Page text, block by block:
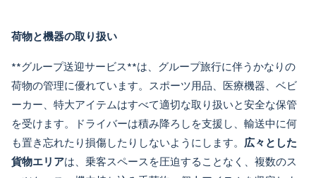
荷物と機器の取り扱い
**グループ送迎サービス**は、グループ旅行に伴うかなりの
荷物の管理に優れています。スポーツ用品、医療機器、ベビ
ーカー、特大アイテムはすべて適切な取り扱いと安全な保管
を受けます。ドライバーは積み降ろしを支援し、輸送中に何
も置き忘れたり損傷したりしないようにします。 広々とした
貨物エリアは、乗客スペースを圧迫することなく、複数のス